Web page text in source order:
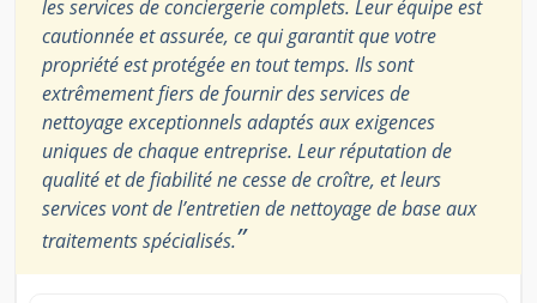
les services de conciergerie complets. Leur équipe est
cautionnée et assurée, ce qui garantit que votre
propriété est protégée en tout temps. Ils sont
extrêmement fiers de fournir des services de
nettoyage exceptionnels adaptés aux exigences
uniques de chaque entreprise. Leur réputation de
qualité et de fiabilité ne cesse de croître, et leurs
services vont de l’entretien de nettoyage de base aux
traitements spécialisés.”